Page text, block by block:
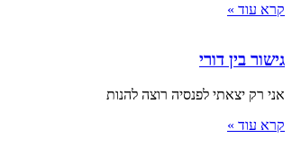
קרא עוד »
גישור בין דורי
אני רק יצאתי לפנסיה רוצה להנות
קרא עוד »